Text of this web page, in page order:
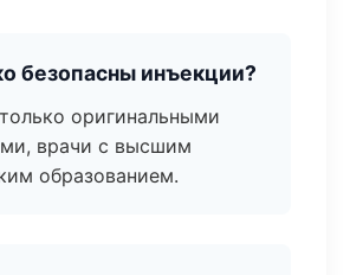
безопасны инъекции?
оригинальными
врачи с высшим
образованием.